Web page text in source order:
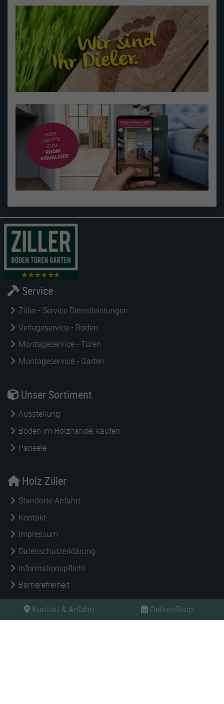
Service
Ziller - Service Dienstleistungen
Verlegeservice - Böden
Montageservice - Türen
Montageservice - Garten
Unser Sortiment
Ausstellung
Böden im Holzhandel kaufen
Paneele
Holz Ziller
Standorte Anfahrt
Kontakt
Impressum
Datenschutzerklärung
Informationspflicht
Barrierefreiheit
Kontakt & Anfahrt Online-Shop